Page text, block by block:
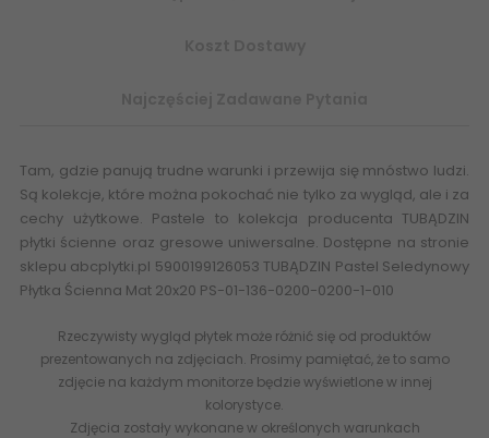
Tam, gdzie panują trudne warunki i przewija się mnóstwo ludzi.
Są kolekcje, które można pokochać nie tylko za wygląd, ale i za
cechy użytkowe. Pastele to kolekcja producenta TUBĄDZIN
płytki ścienne oraz gresowe uniwersalne. Dostępne na stronie
sklepu abcplytki.pl 5900199126053 TUBĄDZIN Pastel Seledynowy
Płytka Ścienna Mat 20x20 PS-01-136-0200-0200-1-010
Rzeczywisty wygląd płytek może różnić się od produktów
prezentowanych na zdjęciach. Prosimy pamiętać, że to samo
zdjęcie na każdym monitorze będzie wyświetlone w innej
kolorystyce.
Zdjęcia zostały wykonane w określonych warunkach